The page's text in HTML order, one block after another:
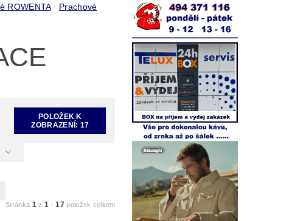
ÚDAJŮ
ROWENTA
Prachové
POLOŽEK K
ZOBRAZENÍ: 17
Stránka 1 z1 -17položek celkem